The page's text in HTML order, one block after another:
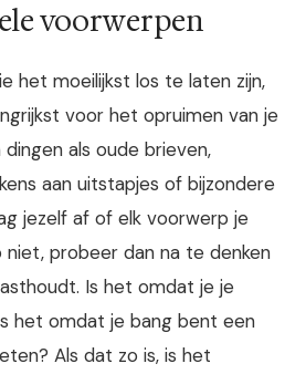
voorwerpen
het moeilijkst los te laten zijn,
voor het opruimen van je
als oude brieven,
aan uitstapjes of bijzondere
jezelf af of elk voorwerp je
probeer dan na te denken
Is het omdat je je
het omdat je bang bent een
Als dat zo is, is het